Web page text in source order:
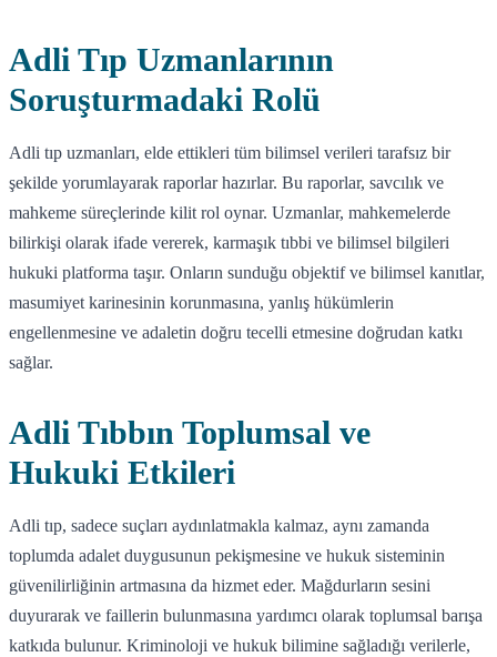
Adli Tıp Uzmanlarının
Soruşturmadaki Rolü
Adli tıp uzmanları, elde ettikleri tüm bilimsel verileri tarafsız bir
şekilde yorumlayarak raporlar hazırlar. Bu raporlar, savcılık ve
mahkeme süreçlerinde kilit rol oynar. Uzmanlar, mahkemelerde
bilirkişi olarak ifade vererek, karmaşık tıbbi ve bilimsel bilgileri
hukuki platforma taşır. Onların sunduğu objektif ve bilimsel kanıtlar,
masumiyet karinesinin korunmasına, yanlış hükümlerin
engellenmesine ve adaletin doğru tecelli etmesine doğrudan katkı
sağlar.
Adli Tıbbın Toplumsal ve
Hukuki Etkileri
Adli tıp, sadece suçları aydınlatmakla kalmaz, aynı zamanda
toplumda adalet duygusunun pekişmesine ve hukuk sisteminin
güvenilirliğinin artmasına da hizmet eder. Mağdurların sesini
duyurarak ve faillerin bulunmasına yardımcı olarak toplumsal barışa
katkıda bulunur. Kriminoloji ve hukuk bilimine sağladığı verilerle,